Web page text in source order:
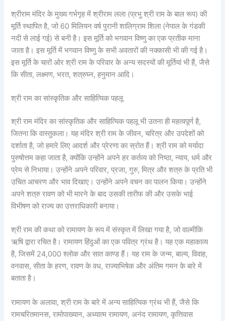
श्रीराम मंदिर के मुख्य गर्भगृह में श्रीराम लला (प्रभु श्री राम के बाल रूप) की
मूर्ति स्थापित है, जो 60 मिलियन वर्ष पुरानी शालिग्राम शिला (नेपाल के गंडकी
नदी से लाई गई) से बनी है। इस मूर्ति को भगवान विष्णु का एक प्रतीक माना
जाता है। इस मूर्ति में भगवान विष्णु के सभी अवतारों की नक्कासी भी की गई है।
इस मूर्ति के चारों ओर श्री राम के परिवार के अन्य सदस्यों की मूर्तियां भी हैं, जैसे
कि सीता, लक्ष्मण, भरत, शत्रुघ्न, हनुमान आदि।
श्री राम का सांस्कृतिक और साहित्यिक पहलू
श्री राम मंदिर का सांस्कृतिक और साहित्यिक पहलू भी उतना ही महत्वपूर्ण है,
जितना कि वास्तुकला। यह मंदिर श्री राम के जीवन, चरित्र और उपदेशों को
दर्शाता है, जो हमारे लिए आदर्श और प्रेरणा का स्रोत हैं। श्री राम को मर्यादा
पुरुषोत्तम कहा जाता है, क्योंकि उन्होंने अपने हर कर्तव्य को निष्ठा, न्याय, धर्म और
प्रेम से निभाया। उन्होंने अपने परिवार, प्रजा, गुरु, मित्र और शत्रु के प्रति भी
उचित आचरण और भाव दिखाए। उन्होंने अपने वचन का पालन किया। उन्होंने
अपने शत्रु रावण को भी मारने के बाद उसकी तारीफ की और उसके भाई
विभीषण को राज्य का उत्तराधिकारी बनाया।
श्री राम की कथा को रामायण के रूप में संस्कृत में लिखा गया है, जो वाल्मीकि
ऋषि द्वारा रचित है। रामायण हिंदुओं का एक पवित्र ग्रंथ है। यह एक महाकाव्य
है, जिसमें 24,000 श्लोक और सात काण्ड हैं। यह राम के जन्म, बाल्य, विवाह,
वनवास, सीता के हरण, रावण के वध, राज्याभिषेक और अंतिम गमन के बारे में
बताता है।
रामायण के अलावा, श्री राम के बारे में अन्य साहित्यिक ग्रंथ भी हैं, जैसे कि
रामचरितमानस, रामोपाख्यान, अध्यात्म रामायण, अनंद रामायण, कृत्तिवास